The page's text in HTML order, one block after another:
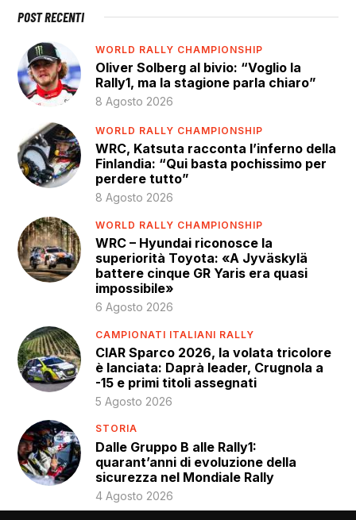
POST RECENTI
WORLD RALLY CHAMPIONSHIP
Oliver Solberg al bivio: “Voglio la
Rally1, ma la stagione parla chiaro”
8 Agosto 2026
WORLD RALLY CHAMPIONSHIP
WRC, Katsuta racconta l’inferno della
Finlandia: “Qui basta pochissimo per
perdere tutto”
8 Agosto 2026
WORLD RALLY CHAMPIONSHIP
WRC – Hyundai riconosce la
superiorità Toyota: «A Jyväskylä
battere cinque GR Yaris era quasi
impossibile»
6 Agosto 2026
CAMPIONATI ITALIANI RALLY
CIAR Sparco 2026, la volata tricolore
è lanciata: Daprà leader, Crugnola a
-15 e primi titoli assegnati
5 Agosto 2026
STORIA
Dalle Gruppo B alle Rally1:
quarant’anni di evoluzione della
sicurezza nel Mondiale Rally
4 Agosto 2026